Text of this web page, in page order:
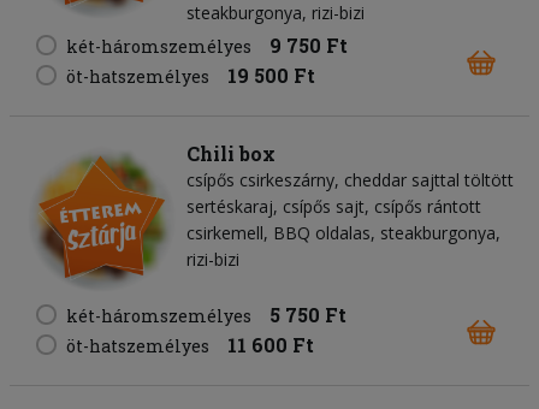
steakburgonya, rizi-bizi
két-háromszemélyes
9 750 Ft
öt-hatszemélyes 19 500 Ft
Chili box
csípős csirkeszárny, cheddar sajttal töltött
sertéskaraj, csípős sajt, csípős rántott
csirkemell, BBQ oldalas, steakburgonya,
rizi-bizi
két-háromszemélyes 5 750 Ft
öt-hatszemélyes 11 600 Ft